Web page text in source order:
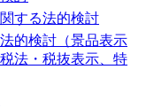
する法的検討
的検討（景品表示
法・税抜表示、特